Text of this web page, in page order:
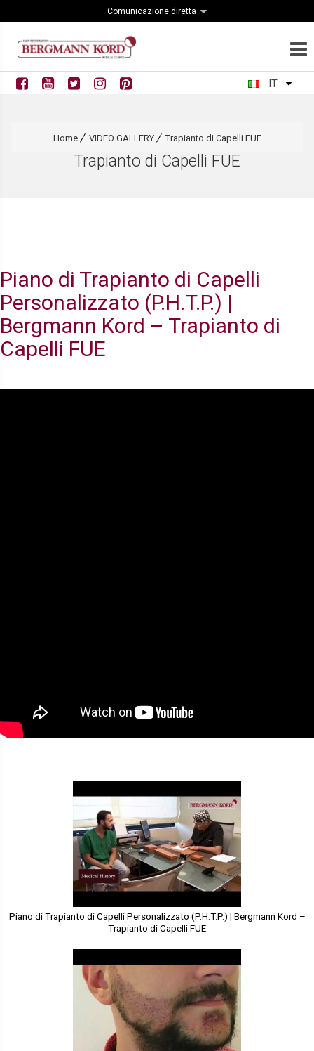
Comunicazione diretta
IT
Home VIDEO GALLERY Trapianto di Capelli FUE
Trapianto di Capelli FUE
Piano di Trapianto di Capelli
Personalizzato (P.H.T.P.) |
Bergmann Kord – Trapianto di
Capelli FUE
Piano di Trapianto di Capelli Personalizzato (P.H.T.P.) | Bergmann Kord –
Trapianto di Capelli FUE